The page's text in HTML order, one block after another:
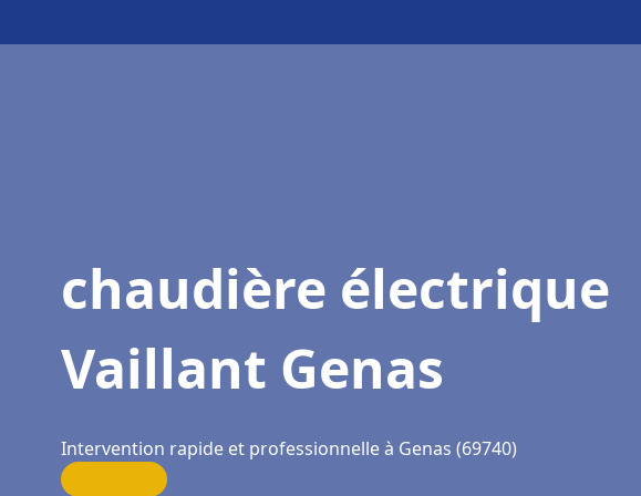
chaudière électrique
Vaillant Genas
Intervention rapide et professionnelle à Genas (69740)